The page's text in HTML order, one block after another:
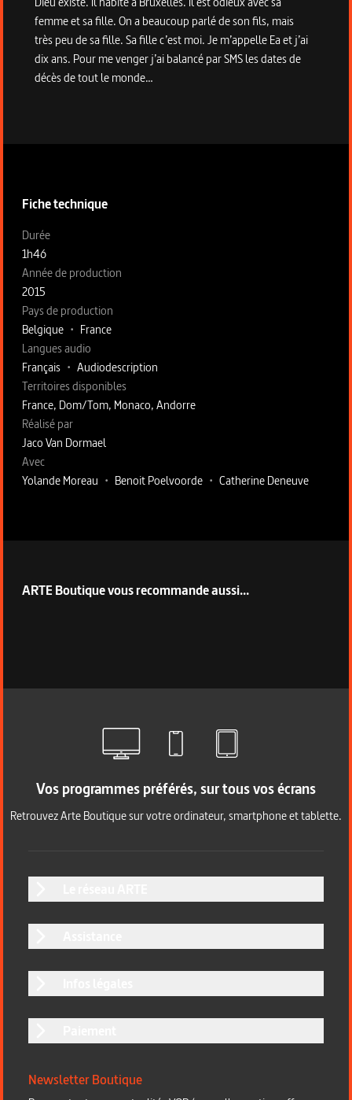
femme et sa fille. On a beaucoup parlé de son fils, mais
très peu de sa fille. Sa fille c’est moi. Je m’appelle Ea et j’ai
dix ans. Pour me venger j’ai balancé par SMS les dates de
décès de tout le monde…
Fiche technique
Fiche technique section gauche
Durée
1h46
Année de production
2015
Pays de production
Belgique • France
Langues audio
Français • Audiodescription
Territoires disponibles
France, Dom/Tom, Monaco, Andorre
Fiche technique section droite
Réalisé par
Jaco Van Dormael
Avec
Yolande Moreau • Benoit Poelvoorde • Catherine Deneuve
ARTE Boutique vous recommande aussi...
Vos programmes préférés, sur tous vos écrans
Retrouvez Arte Boutique sur votre ordinateur, smartphone et tablette.
Newsletter Boutique